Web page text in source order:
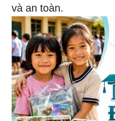
và an toàn.